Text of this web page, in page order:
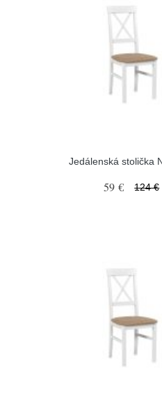
Jedálenská stolička
59 € 124 €